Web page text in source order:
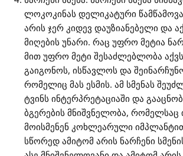
ლოკოკინას დელიკატური
არის ჯერ კიდევ დაუზიანებელი და
მიღების უნარი. რაც უფრო მეტია
მით უფრო მეტი შესაძლებლობა
გაიგონოს, ისწავლოს და
რომელიც მას ესმის. ამ სმენას
ტვინს ინტერპრეტაციაში და
ბგერების მნიშვნელობა, რომელსაც
მოისმენენ კოხლეარული
სწორედ ამიტომ არის ნარჩენი